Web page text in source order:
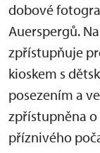
dobové
Auerspergů.
zpřístupňuje
kioskem s
posezením a
zpřístupněna
příznivého